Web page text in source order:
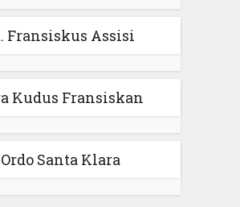
Fransiskus Assisi
Kudus Fransiskan
Ordo Santa Klara